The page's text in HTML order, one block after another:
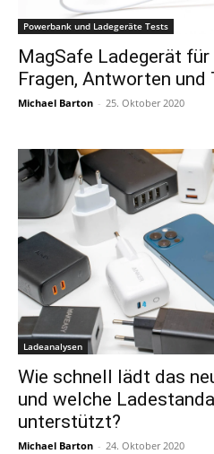
Powerbank und Ladegeräte Tests
MagSafe Ladegerät
Fragen, Antworten und
Michael Barton - 25. Oktober 2020
Ladeanalysen
Wie schnell lädt das
und welche
unterstützt?
Michael Barton - 24. Oktober 2020